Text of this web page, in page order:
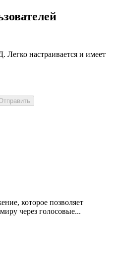
настраивается и имеет
которое позволяет
через голосовые...